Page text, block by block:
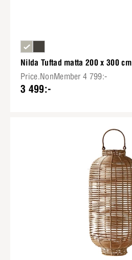
Nilda Tuftad matta 200 x 300 cm
Price.NonMember 4 799:-
3 499:-